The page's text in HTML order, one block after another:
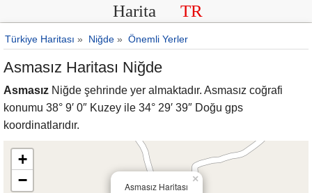
Harita TR
Türkiye Haritası » Niğde » Önemli Yerler
Asmasız Haritası Niğde
Asmasız Niğde şehrinde yer almaktadır. Asmasız coğrafi
konumu 38° 9′ 0″ Kuzey ile 34° 29′ 39″ Doğu gps
koordinatlarıdır.
Asmasız Haritası
×
+
−